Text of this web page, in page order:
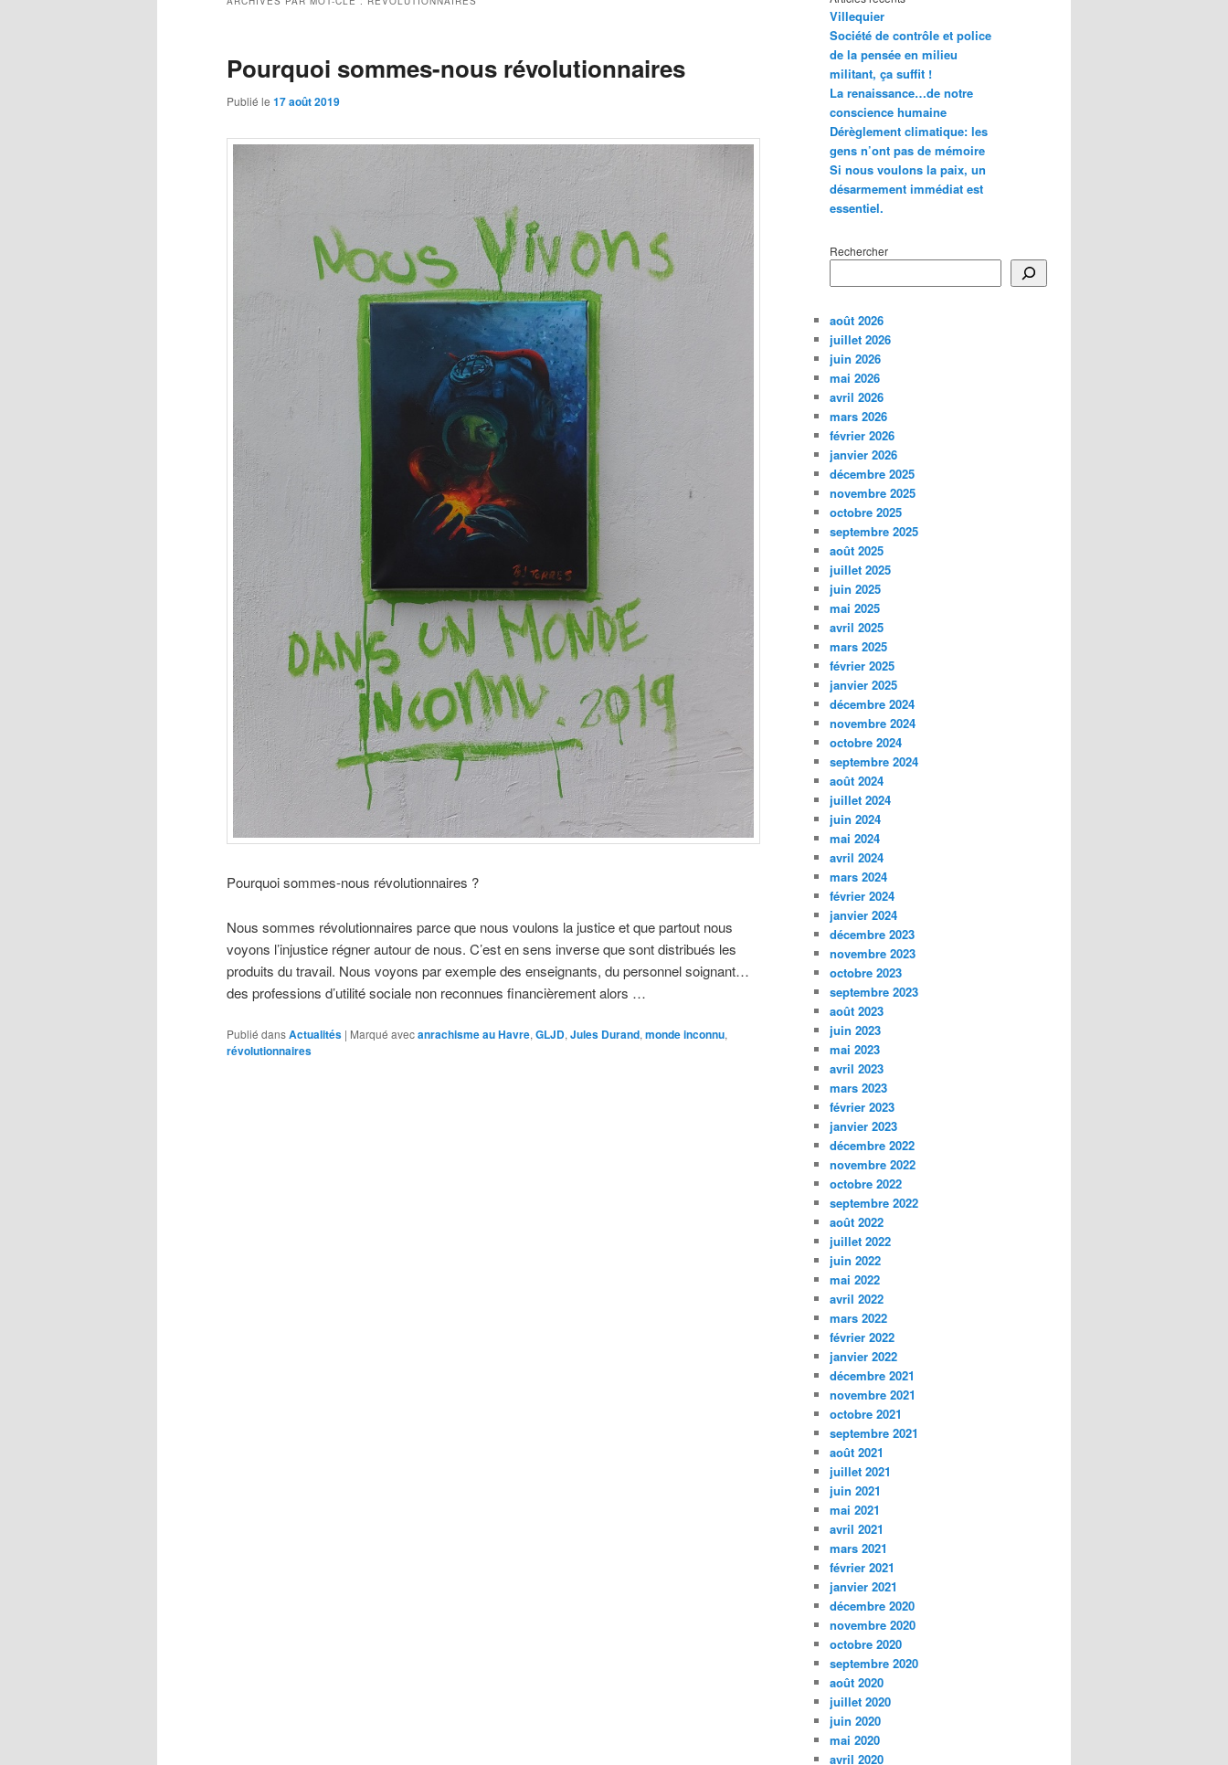
Pourquoi sommes-nous révolutionnaires
Publié le 17 août 2019
Pourquoi sommes-nous révolutionnaires ?
Nous sommes révolutionnaires parce que nous voulons la justice et que partout nous
voyons l’injustice régner autour de nous. C’est en sens inverse que sont distribués les
produits du travail. Nous voyons par exemple des enseignants, du personnel soignant…
des professions d’utilité sociale non reconnues financièrement alors …
Publié dansActualités | Marqué avecanrachisme au Havre, GLJD, Jules Durand, monde inconnu,
révolutionnaires
Villequier
Société de contrôle et police
de la pensée en milieu
militant, ça suffit !
La renaissance…de notre
conscience humaine
Dérèglement climatique: les
gens n’ont pas de mémoire
Si nous voulons la paix, un
désarmement immédiat est
essentiel.
Rechercher
août 2026
juillet 2026
juin 2026
mai 2026
avril 2026
mars 2026
février 2026
janvier 2026
décembre 2025
novembre 2025
octobre 2025
septembre 2025
août 2025
juillet 2025
juin 2025
mai 2025
avril 2025
mars 2025
février 2025
janvier 2025
décembre 2024
novembre 2024
octobre 2024
septembre 2024
août 2024
juillet 2024
juin 2024
mai 2024
avril 2024
mars 2024
février 2024
janvier 2024
décembre 2023
novembre 2023
octobre 2023
septembre 2023
août 2023
juin 2023
mai 2023
avril 2023
mars 2023
février 2023
janvier 2023
décembre 2022
novembre 2022
octobre 2022
septembre 2022
août 2022
juillet 2022
juin 2022
mai 2022
avril 2022
mars 2022
février 2022
janvier 2022
décembre 2021
novembre 2021
octobre 2021
septembre 2021
août 2021
juillet 2021
juin 2021
mai 2021
avril 2021
mars 2021
février 2021
janvier 2021
décembre 2020
novembre 2020
octobre 2020
septembre 2020
août 2020
juillet 2020
juin 2020
mai 2020
avril 2020